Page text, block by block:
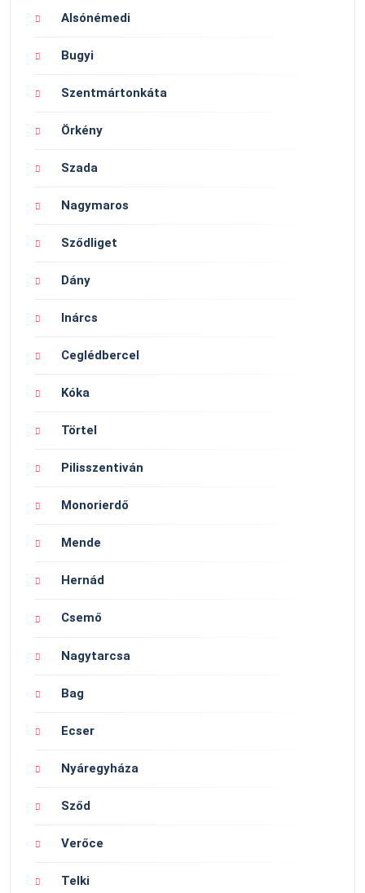
Alsónémedi
Bugyi
Szentmártonkáta
Örkény
Szada
Nagymaros
Sződliget
Dány
Inárcs
Ceglédbercel
Kóka
Törtel
Pilisszentiván
Monorierdő
Mende
Hernád
Csemő
Nagytarcsa
Bag
Ecser
Nyáregyháza
Sződ
Verőce
Telki